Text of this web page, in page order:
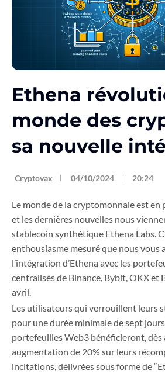
Ethena
monde des
sa nouvelle
Cryptovax 04/10/2024 20:24
Le monde de la cryptomonnaie est
et les dernières nouvelles nous
stablecoin synthétique Ethena Labs.
enthousiasme mesuré que nous vous
l’intégration d’Ethena avec les
centralisés de Binance, Bybit, OKX et
avril.
Les utilisateurs qui verrouillent leurs
pour une durée minimale de sept
portefeuilles Web3 bénéficieront, dès
augmentation de 20% sur leurs
incitations, délivrées sous forme de